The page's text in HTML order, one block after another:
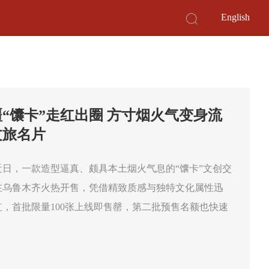
English
风景”到“读文化”——透过新疆
古游”升温
了喀纳斯、那拉提、赛里木湖等新疆知名自然风光景
河故城、高昌故城、克孜尔千佛洞等文化遗迹，正成
越多人行程单上的选项。人们不仅陶醉于壮美山河，
馕卡”走红出圈 方寸烟火气变身流
名片
日，一款造型逼真、颇具本土烟火气息的“馕卡”文创交
乌鲁木齐火热开售，凭借精致质感与独特文化属性迅
首批限量100张上线即售罄，第二批预售名额也快速